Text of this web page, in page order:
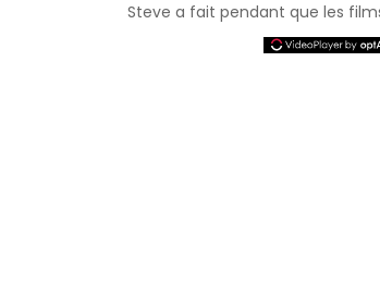
Steve a fait pendant que les